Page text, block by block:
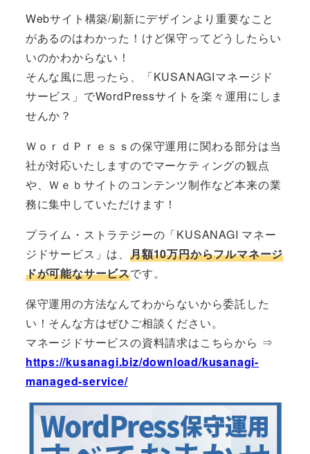
Webサイト構築/刷新にデザインより重要なこと
があるのはわかった！けど保守ってどうしたらい
いのかわからない！
そんな風に思ったら、「KUSANAGIマネージド
サービス」でWordPressサイトを楽々運用にしま
せんか？
ＷｏｒｄＰｒｅｓｓの保守運用に関わる部分は当
社が対応いたしますのでマーケティングの観点
や、Ｗｅｂサイトのコンテンツ制作など本来の業
務に集中していただけます！
プライム・ストラテジーの「KUSANAGI マネー
ジドサービス」は、 月額10万円からフルマネージ
ドが可能なサービスです。
保守運用の方法なんてわからないから委託した
い！そんな方はぜひご相談ください。
マネージドサービスの資料請求はこちらから ⇒
https://kusanagi.biz/download/kusanagi-
managed-service/